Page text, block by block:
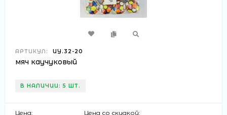
АРТИКУЛ: ИУ.32-20
мяч каучуковый
В НАЛИЧИИ: 5 ШТ.
Цена: Цена со скидкой: